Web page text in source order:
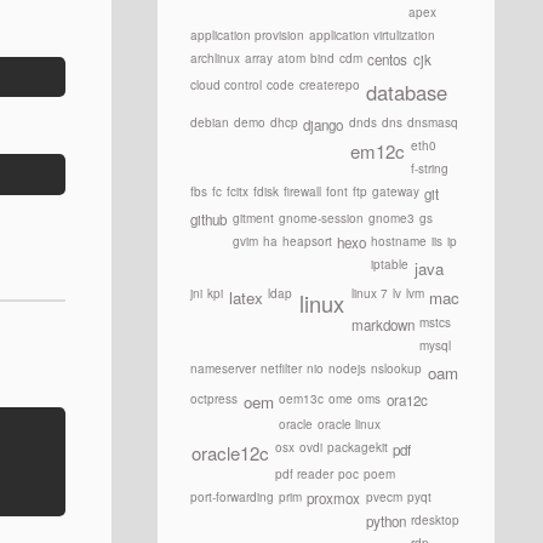
apex
application provision application virtulization
archlinux array atom bind cdm centos cjk
cloud control code createrepo database
debian demo dhcp django dnds dns dnsmasq
em12c eth0
f-string
fbs fc fcitx fdisk firewall font ftp gateway git
github gitment gnome-session gnome3 gs
gvim ha heapsort hexo hostname iis ip
iptable java
jni kpi latex ldap linux linux 7 lv lvm mac
markdown mstcs
mysql
nameserver netfilter nio nodejs nslookup oam
octpress oem oem13c ome oms ora12c
oracle oracle linux
oracle12c osx ovdi packagekit pdf
pdf reader poc poem
port-forwarding prim proxmox pvecm pyqt
python rdesktop